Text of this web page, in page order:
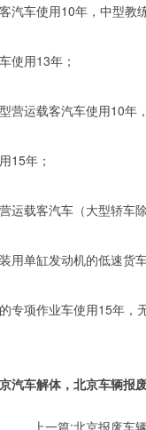
汽车使用10年，中型
使用13年；
营运载客汽车使用10年
15年；
运载客汽车（大型轿车
用单缸发动机的低速
专项作业车使用15年，
汽车解体，北京车辆报
上一篇:北京报废车